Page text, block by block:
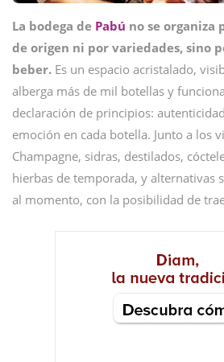
La bodega de Pabú no se organiza
de origen ni por variedades, sino
beber. Es un espacio acristalado,
alberga más de mil botellas y
declaración de principios:
emoción en cada botella. Junto a los
Champagne, sidras, destilados,
hierbas de temporada, y alternativas
al momento, con la posibilidad de